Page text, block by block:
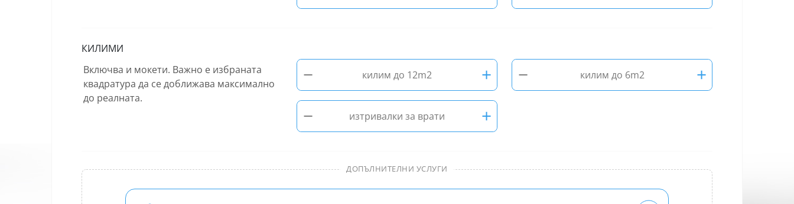
КИЛИМИ
Включва и мокети. Важно е избраната
квадратура да се доближава максимално
до реалната.
− килим до 12m2 + − килим до 6m2
+
−
изтривалки за врати +
ДОПЪЛНИТЕЛНИ УСЛУГИ